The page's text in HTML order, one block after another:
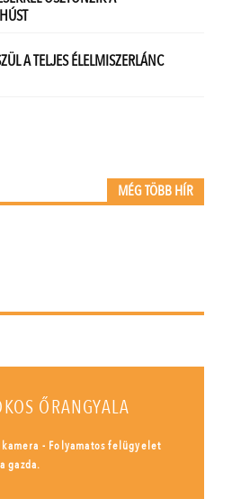
MÉG TÖBB HÍR
ŐRANGYALA
- Folyamatos felügyelet
gazda.